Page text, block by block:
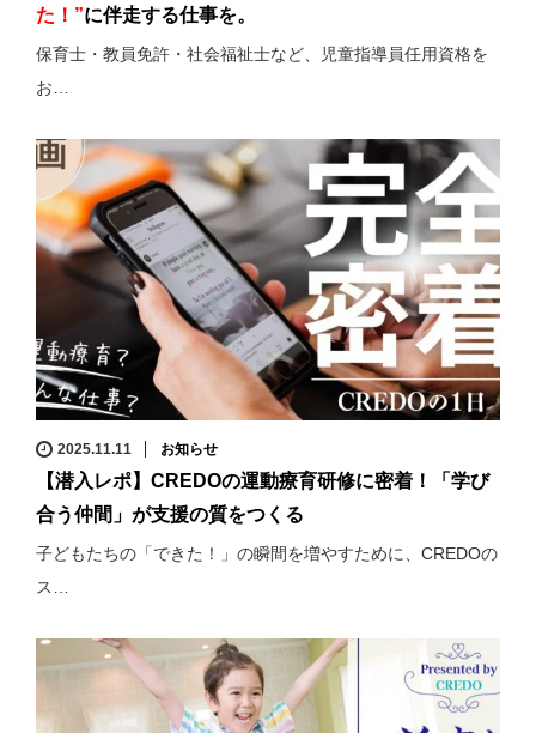
た！”に伴走する仕事を。
保育士・教員免許・社会福祉士など、児童指導員任用資格を
お…
2025.11.11 お知らせ
【潜入レポ】CREDOの運動療育研修に密着！「学び
合う仲間」が支援の質をつくる
子どもたちの「できた！」の瞬間を増やすために、CREDOの
ス…